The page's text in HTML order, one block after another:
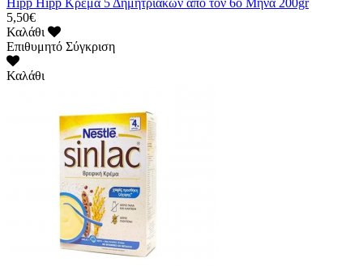
5,50€
Καλάθι
Επιθυμητό Σύγκριση
Καλάθι